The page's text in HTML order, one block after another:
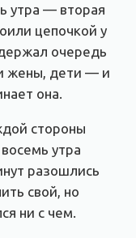
утра — вторая
цепочкой у
очередь
жены, дети — и
она.
стороны
утра
разошлись
свой, но
ни с чем.